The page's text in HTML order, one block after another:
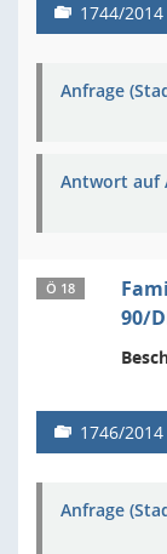
1744/2014
Anfrage
Antwort auf
Ö 18
90/
1746/2014
Anfrage